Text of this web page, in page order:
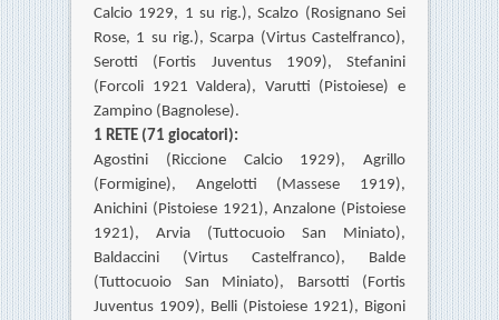
Calcio 1929, 1 su rig.), Scalzo (Rosignano Sei
Rose, 1 su rig.), Scarpa (Virtus Castelfranco),
Serotti (Fortis Juventus 1909), Stefanini
(Forcoli 1921 Valdera), Varutti (Pistoiese) e
Zampino (Bagnolese).
1 RETE (71 giocatori):
Agostini (Riccione Calcio 1929), Agrillo
(Formigine), Angelotti (Massese 1919),
Anichini (Pistoiese 1921), Anzalone (Pistoiese
1921), Arvia (Tuttocuoio San Miniato),
Baldaccini (Virtus Castelfranco), Balde
(Tuttocuoio San Miniato), Barsotti (Fortis
Juventus 1909), Belli (Pistoiese 1921), Bigoni